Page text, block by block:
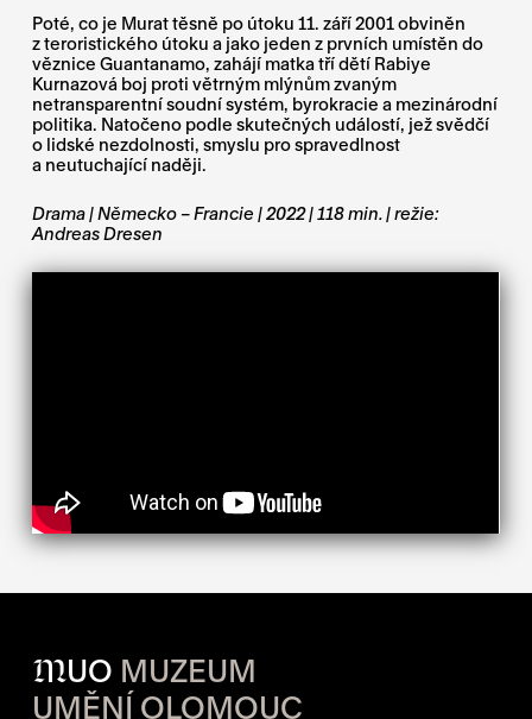
Poté, co je Murat těsně po útoku 11. září 2001 obviněn
z teroristického útoku a jako jeden z prvních umístěn do
věznice Guantanamo, zahájí matka tří dětí Rabiye
Kurnazová boj proti větrným mlýnům zvaným
netransparentní soudní systém, byrokracie a mezinárodní
politika. Natočeno podle skutečných událostí, jež svědčí
o lidské nezdolnosti, smyslu pro spravedlnost
a neutuchající naději.
Drama | Německo – Francie | 2022 | 118 min. | režie:
Andreas Dresen
MUO MUZEUM
UMĚNÍ OLOMOUC